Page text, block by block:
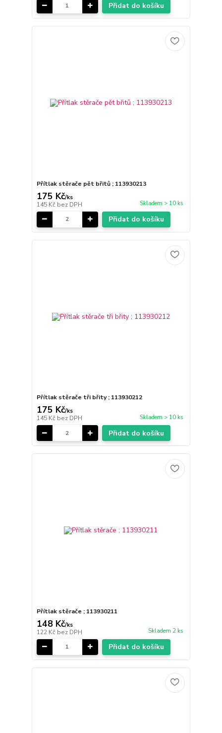
Přidat do košíku
Přítlak stěrače pět břitů ; 113930213
175 Kč/ks
145 Kč bez DPH Skladem > 10 ks
Přidat do košíku
Přítlak stěrače tři břity ; 113930212
175 Kč/ks
145 Kč bez DPH Skladem > 10 ks
Přidat do košíku
Přítlak stěrače ; 113930211
148 Kč/ks
122 Kč bez DPH Skladem 2 ks
Přidat do košíku